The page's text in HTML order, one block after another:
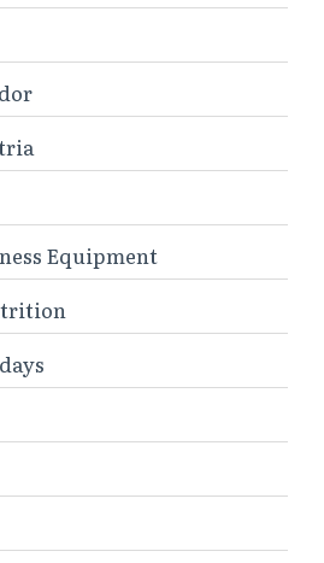
Equipment